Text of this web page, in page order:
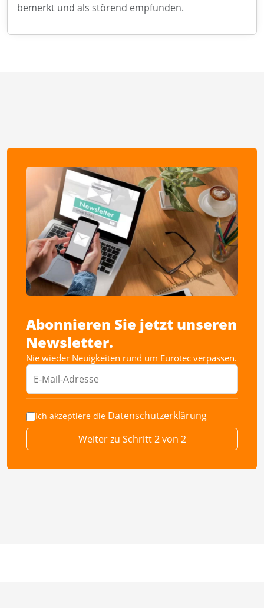
bemerkt und als störend empfunden.
Abonnieren Sie jetzt unseren
Newsletter.
Nie wieder Neuigkeiten rund um Eurotec verpassen.
Ich akzeptiere die Datenschutzerklärung
Weiter zu Schritt 2 von 2